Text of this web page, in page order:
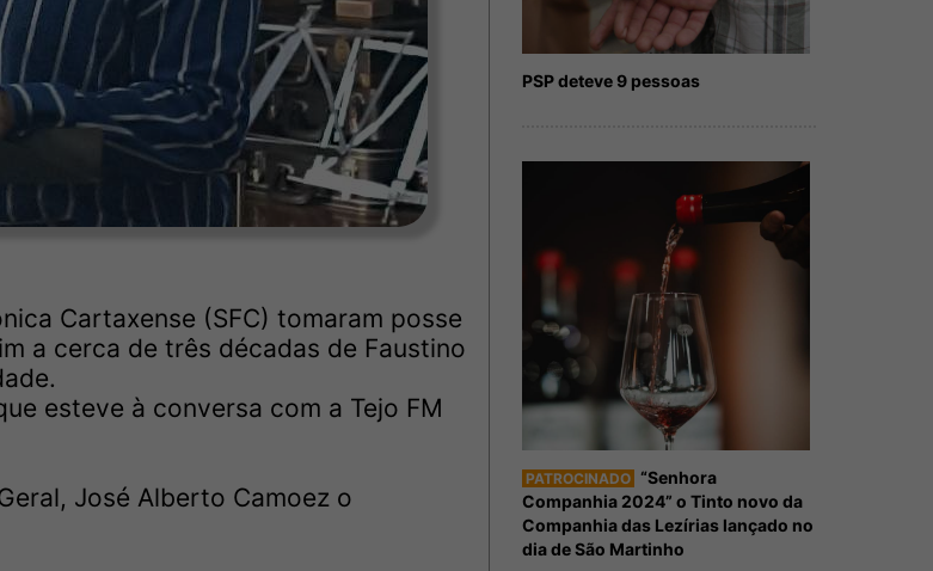
Cartaxense (SFC) tomaram posse
a cerca de três décadas de Faustino
esteve à conversa com a Tejo FM
José Alberto Camoez o
PSP deteve 9 pessoas
PATROCINADO “Senhora
Companhia 2024” o Tinto novo da
Companhia das Lezírias lançado no
dia de São Martinho